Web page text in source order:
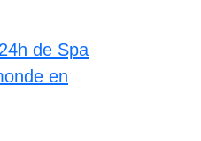
de Spa
en